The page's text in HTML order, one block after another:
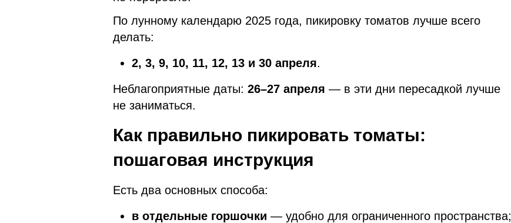
По лунному календарю 2025 года, пикировку томатов лучше всего
делать:
2, 3, 9, 10, 11, 12, 13 и 30 апреля.
Неблагоприятные даты: 26–27 апреля — в эти дни пересадкой лучше
не заниматься.
Как правильно пикировать томаты:
пошаговая инструкция
Есть два основных способа:
в отдельные горшочки — удобно для ограниченного пространства;